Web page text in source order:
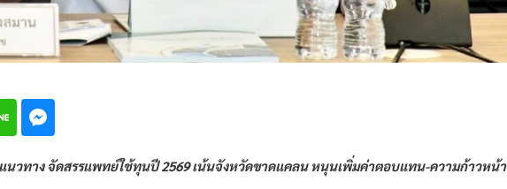
นวทาง จัดสรรแพทย์ใช้ทุนปี 2569 เน้นจังหวัดขาดแคลน หนุนเพิ่มค่าตอบแทน-ความก้าวหน้า